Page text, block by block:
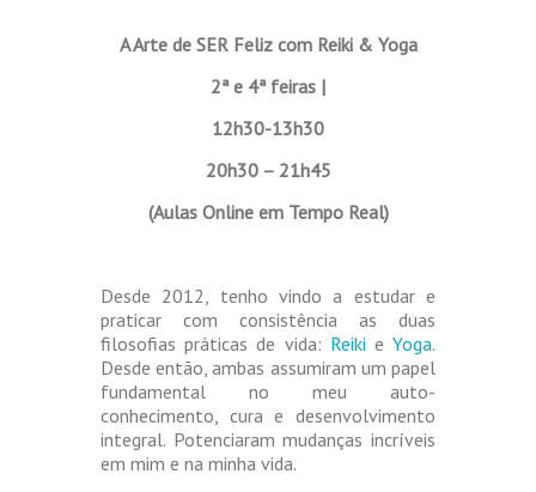
A Arte de SER Feliz com Reiki & Yoga
2ª e 4ª feiras |
12h30-13h30
20h30 – 21h45
(Aulas Online em Tempo Real)
Desde 2012, tenho vindo a estudar e
praticar com consistência as duas
filosofias práticas de vida: Reiki eYoga.
Desde então, ambas assumiram um papel
fundamental no meu auto-
conhecimento, cura e desenvolvimento
integral. Potenciaram mudanças incríveis
em mim e na minha vida.